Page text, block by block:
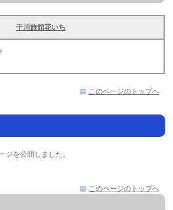
干川旅館花いち
このページのトップへ
ジを公開しました。
このページのトップへ